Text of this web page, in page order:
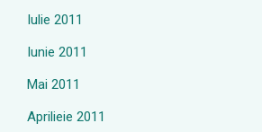
Iulie 2011
Iunie 2011
Mai 2011
Aprilieie 2011